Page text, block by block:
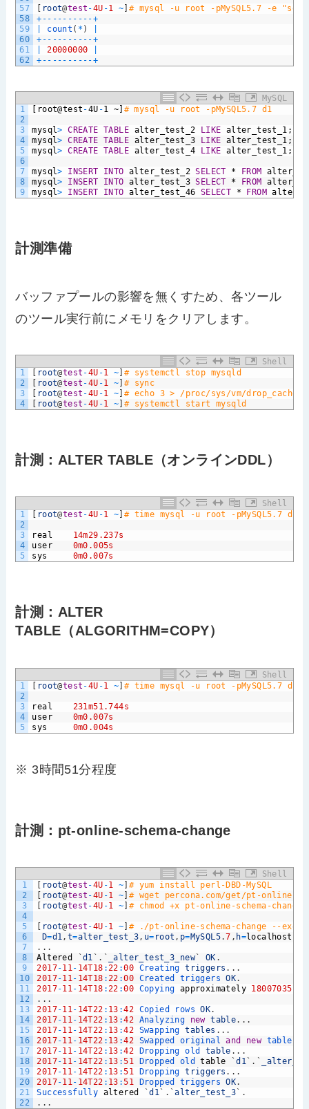
57
58
59
60
61
62
root@test -4U -1 ~ # mysql -u root -pMySQL5.7 -e
+ -- -- -- -- --+
count ( * )
+ -- -- -- -- --+
20000000
+ -- -- -- -- --+
MySQL
1
2
3
4
5
6
7
8
9
[root@test -4U -1 ~] # mysql -u root -pMySQL5.7 d1
mysql> CREATE TABLE alter_test_2 LIKE alter_test_1;
mysql> CREATE TABLE alter_test_3 LIKE alter_test_1;
mysql> CREATE TABLE alter_test_4 LIKE alter_test_1;
mysql> INSERT INTO alter_test_2 SELECT * FROM
mysql> INSERT INTO alter_test_3 SELECT * FROM
mysql> INSERT INTO alter_test_46 SELECT * FROM
計測準備
バッファプールの影響を無くすため、各ツール
のツール実行前にメモリをクリアします。
Shell
1
2
3
4
[ root@test -4U -1 ~] # systemctl stop mysqld
[ root@test -4U -1 ~] # sync
[ root@test -4U -1 ~] # echo 3 > /proc/sys/vm/drop_caches
[ root@test -4U -1 ~] # systemctl start mysqld
計測：ALTER TABLE（オンラインDDL）
Shell
1
2
3
4
5
root@test -4U -1 ~ # time mysql -u root -pMySQL5.7 d1
real
14m29.237s
user
0m0.005s
sys
0m0.007s
計測：ALTER
TABLE（ALGORITHM=COPY）
Shell
1
2
3
4
5
[ root@test -4U -1 ~] # time mysql -u root -pMySQL5.7 d1 -e
real
231m51.744s
user
0m0.007s
sys
0m0.004s
※ 3時間51分程度
計測：pt-online-schema-change
Shell
1
2
3
4
5
6
7
8
9
10
11
12
13
14
15
16
17
18
19
20
21
22
root@test -4U -1 ~ # yum install perl-DBD-MySQL
root@test -4U -1 ~ # wget percona.com/get/pt-online-
root@test -4U -1 ~ # chmod +x pt-online-schema-change
root@test -4U -1 ~ # ./pt-online-schema-change --
D=d1, t=alter_test_3, u= root , p=MySQL5.7 , h=localhost
. . .
Altered
`d1 ` . ` _alter_test_3_new` OK .
2017-11- 14T18 :22 :00 Creating triggers . . .
2017-11- 14T18 :22 :00 Created triggers OK.
2017-11- 14T18 :22 :00 Copying approximately 18007035
. . .
2017-11- 14T22 : 13 :42 Copied rows OK.
2017-11- 14T22 : 13 :42 Analyzing new table. . .
2017-11- 14T22 : 13 :42 Swapping tables . . .
2017-11- 14T22 : 13 :42 Swapped original and new tables
2017-11- 14T22 : 13 :42 Dropping old table . . .
2017-11- 14T22 : 13 :51 Dropped old table `d1 ` . `
2017-11- 14T22 : 13 :51 Dropping triggers . . .
2017-11- 14T22 : 13 :51 Dropped triggers OK.
Successfully altered `d1 ` . `alter_test_3 ` .
. . .